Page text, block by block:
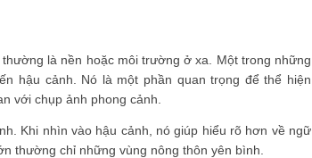
là nền hoặc môi trường ở xa. Một trong những
hậu cảnh. Nó là một phần quan trọng để thể hiện
với chụp ảnh phong cảnh.
Khi nhìn vào hậu cảnh, nó giúp hiểu rõ hơn về ngữ
thường chỉ những vùng nông thôn yên bình.